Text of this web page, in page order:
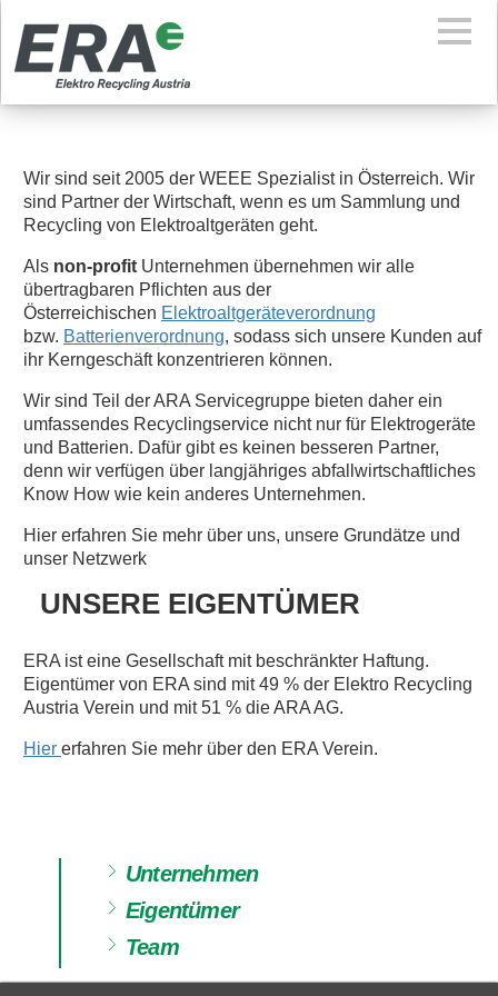
Wir sind seit 2005 der WEEE Spezialist in Österreich. Wir
sind Partner der Wirtschaft, wenn es um Sammlung und
Recycling von Elektroaltgeräten geht.
Als non-profit Unternehmen übernehmen wir alle
übertragbaren Pflichten aus der
Österreichischen Elektroaltgeräteverordnung
bzw. Batterienverordnung, sodass sich unsere Kunden auf
ihr Kerngeschäft konzentrieren können.
Wir sind Teil der ARA Servicegruppe bieten daher ein
umfassendes Recyclingservice nicht nur für Elektrogeräte
und Batterien. Dafür gibt es keinen besseren Partner,
denn wir verfügen über langjähriges abfallwirtschaftliches
Know How wie kein anderes Unternehmen.
Hier erfahren Sie mehr über uns, unsere Grundätze und
unser Netzwerk
UNSERE EIGENTÜMER
ERA ist eine Gesellschaft mit beschränkter Haftung.
Eigentümer von ERA sind mit 49 % der Elektro Recycling
Austria Verein und mit 51 % die ARA AG.
Hier erfahren Sie mehr über den ERA Verein.
Unternehmen
Eigentümer
Team